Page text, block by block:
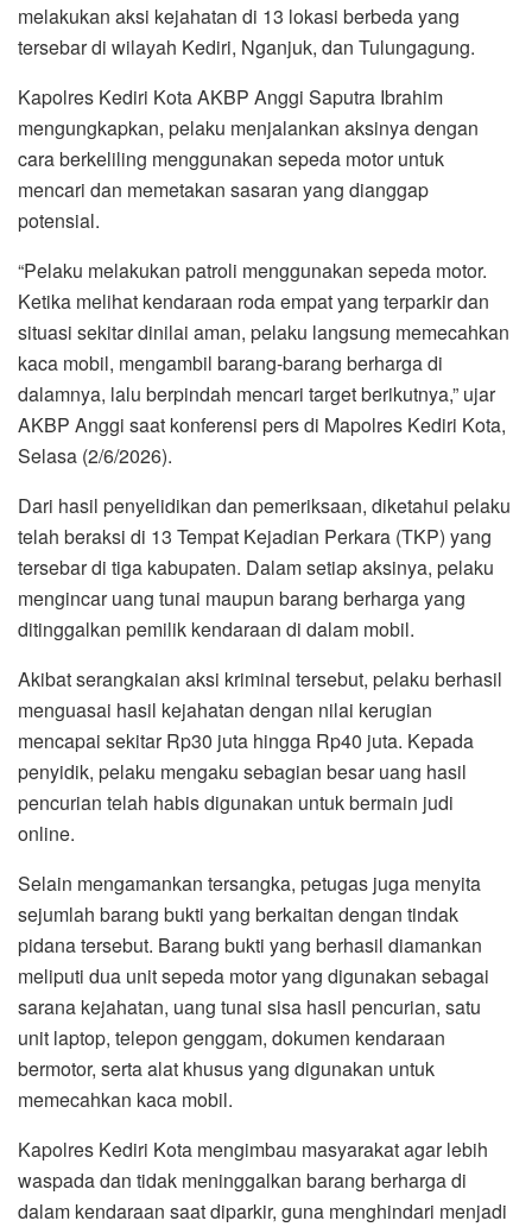
melakukan aksi kejahatan di 13 lokasi berbeda yang
tersebar di wilayah Kediri, Nganjuk, dan Tulungagung.
Kapolres Kediri Kota AKBP Anggi Saputra Ibrahim
mengungkapkan, pelaku menjalankan aksinya dengan
cara berkeliling menggunakan sepeda motor untuk
mencari dan memetakan sasaran yang dianggap
potensial.
“Pelaku melakukan patroli menggunakan sepeda motor.
Ketika melihat kendaraan roda empat yang terparkir dan
situasi sekitar dinilai aman, pelaku langsung memecahkan
kaca mobil, mengambil barang-barang berharga di
dalamnya, lalu berpindah mencari target berikutnya,” ujar
AKBP Anggi saat konferensi pers di Mapolres Kediri Kota,
Selasa (2/6/2026).
Dari hasil penyelidikan dan pemeriksaan, diketahui pelaku
telah beraksi di 13 Tempat Kejadian Perkara (TKP) yang
tersebar di tiga kabupaten. Dalam setiap aksinya, pelaku
mengincar uang tunai maupun barang berharga yang
ditinggalkan pemilik kendaraan di dalam mobil.
Akibat serangkaian aksi kriminal tersebut, pelaku berhasil
menguasai hasil kejahatan dengan nilai kerugian
mencapai sekitar Rp30 juta hingga Rp40 juta. Kepada
penyidik, pelaku mengaku sebagian besar uang hasil
pencurian telah habis digunakan untuk bermain judi
online.
Selain mengamankan tersangka, petugas juga menyita
sejumlah barang bukti yang berkaitan dengan tindak
pidana tersebut. Barang bukti yang berhasil diamankan
meliputi dua unit sepeda motor yang digunakan sebagai
sarana kejahatan, uang tunai sisa hasil pencurian, satu
unit laptop, telepon genggam, dokumen kendaraan
bermotor, serta alat khusus yang digunakan untuk
memecahkan kaca mobil.
Kapolres Kediri Kota mengimbau masyarakat agar lebih
waspada dan tidak meninggalkan barang berharga di
dalam kendaraan saat diparkir, guna menghindari menjadi